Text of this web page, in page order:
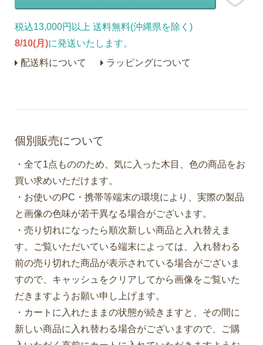
税込13,000円以上 送料無料(沖縄県を除く)
8/10(月)に発送いたします。
配送料について
ラッピングについて
個別販売について
・全て1点もののため、気に入った木目、色の商品をお
買い求めいただけます。
・お使いのPC・携帯等端末の環境により、実際の製品
と画像の色味が若干異なる場合がございます。
・売り切れになったら順次新しい商品と入れ替えま
す。ご覧いただいている端末によっては、入れ替わる
前の売り切れた商品が表示されている場合がございま
すので、キャッシュをクリアしてから画像をご覧いた
だきますようお願い申し上げます。
・カートに入れたままの状態が続きますと、その間に
新しい商品に入れ替わる場合がございますので、ご購